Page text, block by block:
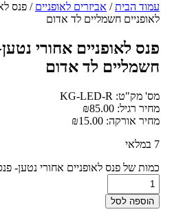
עמוד הבית/ אביזרים לאופניים / פנס
לאופניים חשמליים לד אדום
פנס לאופניים אחורי
חשמליים לד אדום
מס' מק"ט: KG-LED-R
מחיר רגיל:
₪85.00
מחיר אורקה:
₪15.00
7 במלאי
כמות של פנס לאופניים אחורי נטען-
הוספה לסל